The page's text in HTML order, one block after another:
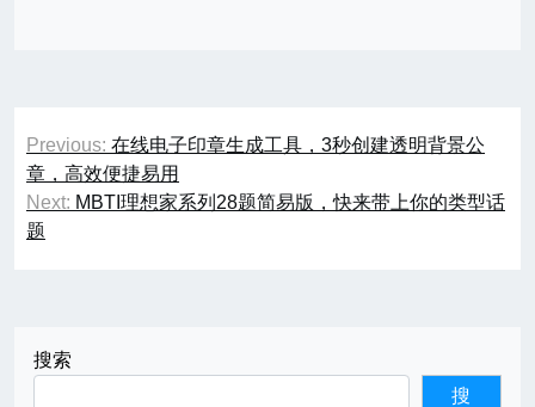
文
章
导
Previous: 在线电子印章生成工具，3秒创建透明背景公
章，高效便捷易用
Next: MBTI理想家系列28题简易版，快来带上你的类型话
题
搜索
搜